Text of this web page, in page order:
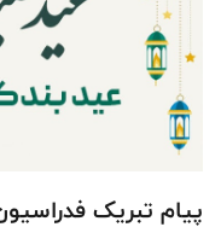
پیام تبریک